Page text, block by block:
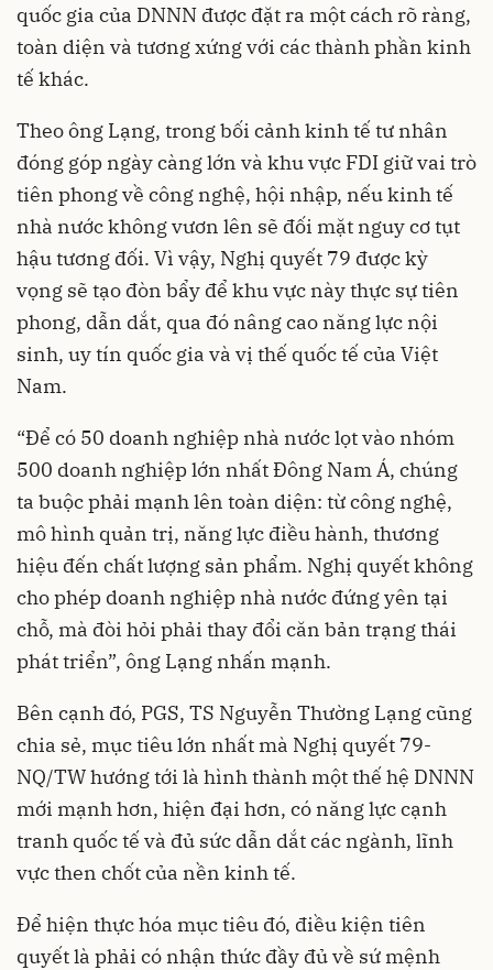
quốc gia của DNNN được đặt ra một cách rõ ràng,
toàn diện và tương xứng với các thành phần kinh
tế khác.
Theo ông Lạng, trong bối cảnh kinh tế tư nhân
đóng góp ngày càng lớn và khu vực FDI giữ vai trò
tiên phong về công nghệ, hội nhập, nếu kinh tế
nhà nước không vươn lên sẽ đối mặt nguy cơ tụt
hậu tương đối. Vì vậy, Nghị quyết 79 được kỳ
vọng sẽ tạo đòn bẩy để khu vực này thực sự tiên
phong, dẫn dắt, qua đó nâng cao năng lực nội
sinh, uy tín quốc gia và vị thế quốc tế của Việt
Nam.
“Để có 50 doanh nghiệp nhà nước lọt vào nhóm
500 doanh nghiệp lớn nhất Đông Nam Á, chúng
ta buộc phải mạnh lên toàn diện: từ công nghệ,
mô hình quản trị, năng lực điều hành, thương
hiệu đến chất lượng sản phẩm. Nghị quyết không
cho phép doanh nghiệp nhà nước đứng yên tại
chỗ, mà đòi hỏi phải thay đổi căn bản trạng thái
phát triển”, ông Lạng nhấn mạnh.
Bên cạnh đó, PGS, TS Nguyễn Thường Lạng cũng
chia sẻ, mục tiêu lớn nhất mà Nghị quyết 79-
NQ/TW hướng tới là hình thành một thế hệ DNNN
mới mạnh hơn, hiện đại hơn, có năng lực cạnh
tranh quốc tế và đủ sức dẫn dắt các ngành, lĩnh
vực then chốt của nền kinh tế.
Để hiện thực hóa mục tiêu đó, điều kiện tiên
quyết là phải có nhận thức đầy đủ về sứ mệnh